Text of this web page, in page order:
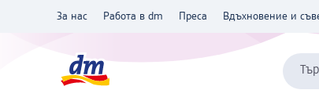
За нас Работа в dm Преса Вдъхновение и